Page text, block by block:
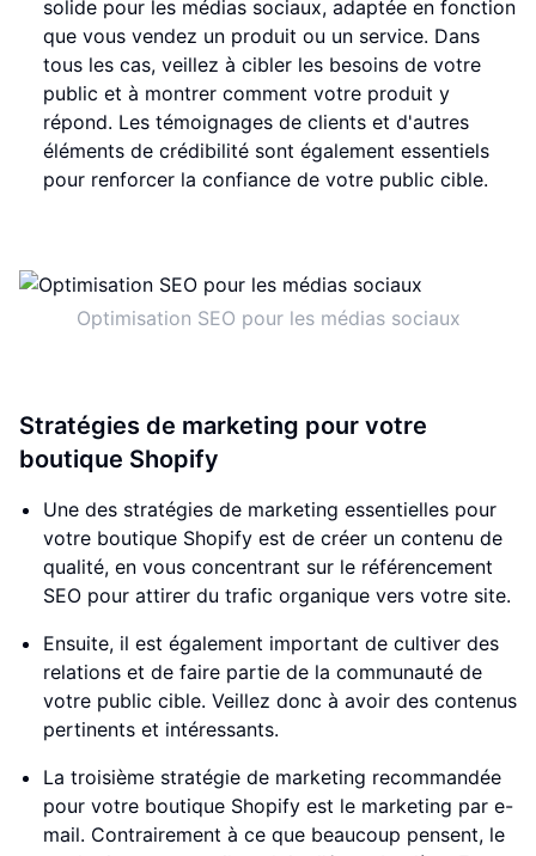
solide pour les médias sociaux, adaptée en fonction
que vous vendez un produit ou un service. Dans
tous les cas, veillez à cibler les besoins de votre
public et à montrer comment votre produit y
répond. Les témoignages de clients et d'autres
éléments de crédibilité sont également essentiels
pour renforcer la confiance de votre public cible.
Optimisation SEO pour les médias sociaux
Stratégies de marketing pour votre
boutique Shopify
Une des stratégies de marketing essentielles pour
votre boutique Shopify est de créer un contenu de
qualité, en vous concentrant sur le référencement
SEO pour attirer du trafic organique vers votre site.
Ensuite, il est également important de cultiver des
relations et de faire partie de la communauté de
votre public cible. Veillez donc à avoir des contenus
pertinents et intéressants.
La troisième stratégie de marketing recommandée
pour votre boutique Shopify est le marketing par e-
mail. Contrairement à ce que beaucoup pensent, le